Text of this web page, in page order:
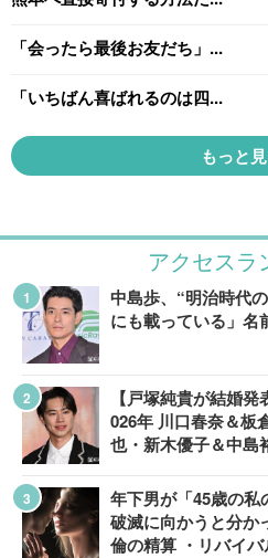
アクセスラ
中島歩、“明治時代
にも載っている」名
【戸塚純貴が結婚
026年 川口春奈＆板
也・新木優子＆中島
年下男が「45歳の私
破滅に向かうと分
倫の精算 ・リバイバ